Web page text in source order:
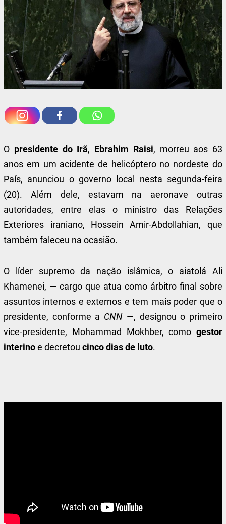
O presidente do Irã, Ebrahim Raisi, morreu aos 63
anos em um acidente de helicóptero no nordeste do
País, anunciou o governo local nesta segunda-feira
(20). Além dele, estavam na aeronave outras
autoridades, entre elas o ministro das Relações
Exteriores iraniano, Hossein Amir-Abdollahian, que
também faleceu na ocasião.
O líder supremo da nação islâmica, o aiatolá Ali
Khamenei, — cargo que atua como árbitro final sobre
assuntos internos e externos e tem mais poder que o
presidente, conforme a CNN —, designou o primeiro
vice-presidente, Mohammad Mokhber, como gestor
interino e decretoucinco dias de luto.